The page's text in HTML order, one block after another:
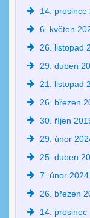
14. prosince
6. květen
26. listopad
29. duben
21. listopad
26. březen
30. říjen
29. únor
25. duben
7. únor
26. březen
14. prosinec